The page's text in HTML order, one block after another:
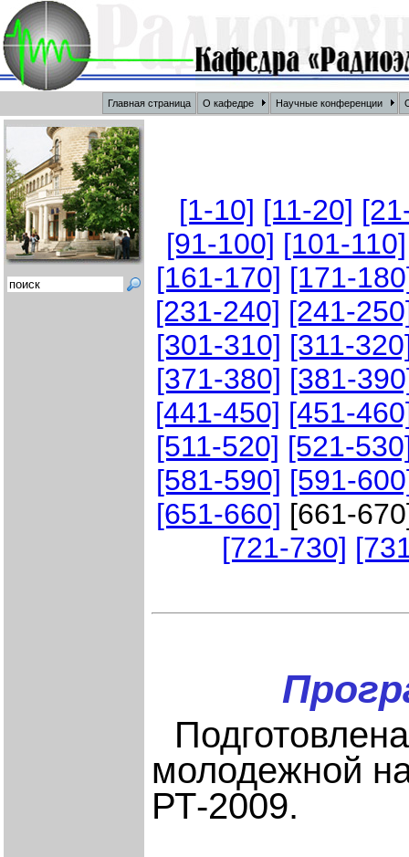
Главная страница О кафедре Научные конференции
[1-10] [11-20]
[91-100] [101-110]
[161-170] [171-
[231-240] [241-
[301-310] [311-
[371-380] [381-
[441-450] [451-
[511-520] [521-
[581-590] [591-
[651-660] [661-
[721-730]
молодежной
РТ-2009.